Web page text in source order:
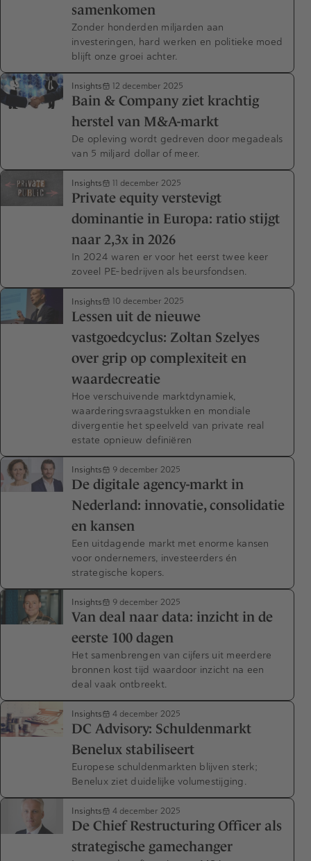
samenkomen
Zonder honderden miljarden aan
investeringen, hard werken en politieke moed
blijft onze groei achter.
Insights 12 december 2025
Bain & Company ziet krachtig
herstel van M&A-markt
De opleving wordt gedreven door megadeals
van 5 miljard dollar of meer.
Insights 11 december 2025
Private equity verstevigt
dominantie in Europa: ratio stijgt
naar 2,3x in 2026
In 2024 waren er voor het eerst twee keer
zoveel PE-bedrijven als beursfondsen.
Insights 10 december 2025
Lessen uit de nieuwe
vastgoedcyclus: Zoltan Szelyes
over grip op complexiteit en
waardecreatie
Hoe verschuivende marktdynamiek,
waarderingsvraagstukken en mondiale
divergentie het speelveld van private real
estate opnieuw definiëren
Insights 9 december 2025
De digitale agency-markt in
Nederland: innovatie, consolidatie
en kansen
Een uitdagende markt met enorme kansen
voor ondernemers, investeerders én
strategische kopers.
Insights 9 december 2025
Van deal naar data: inzicht in de
eerste 100 dagen
Het samenbrengen van cijfers uit meerdere
bronnen kost tijd waardoor inzicht na een
deal vaak ontbreekt.
Insights 4 december 2025
DC Advisory: Schuldenmarkt
Benelux stabiliseert
Europese schuldenmarkten blijven sterk;
Benelux ziet duidelijke volumestijging.
Insights 4 december 2025
De Chief Restructuring Officer als
strategische gamechanger